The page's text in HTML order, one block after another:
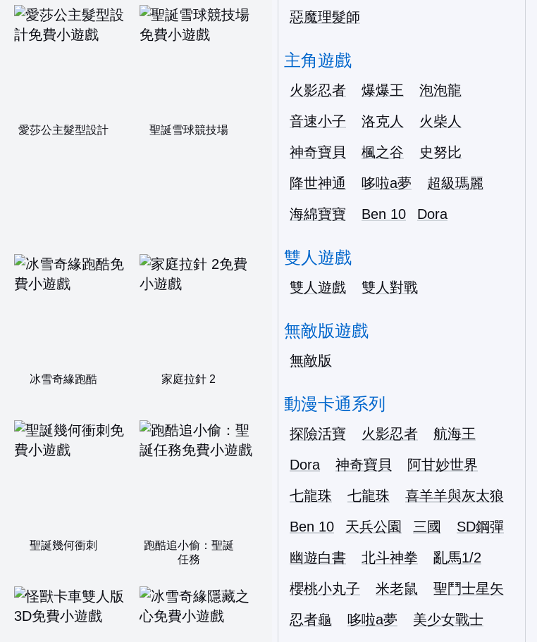
愛莎公主髮型設計 聖誕雪球競技場
冰雪奇緣跑酷 家庭拉針 2
聖誕幾何衝刺
跑酷追小偷：聖誕
任務
惡魔理髮師
主角遊戲
火影忍者 爆爆王
泡泡龍
音速小子
洛克人
火柴人
神奇寶貝
楓之谷
史努比
降世神通
哆啦a夢
超級瑪麗
海綿寶寶
Ben 10 Dora
雙人遊戲
雙人遊戲 雙人對戰
無敵版遊戲
無敵版
動漫卡通系列
探險活寶 火影忍者
航海王
Dora
神奇寶貝
阿甘妙世界
七龍珠
七龍珠
喜羊羊與灰太狼
Ben 10
天兵公園 三國
SD鋼彈
幽遊白書
北斗神拳
亂馬1/2
櫻桃小丸子
米老鼠
聖鬥士星矢
忍者龜
哆啦a夢
美少女戰士